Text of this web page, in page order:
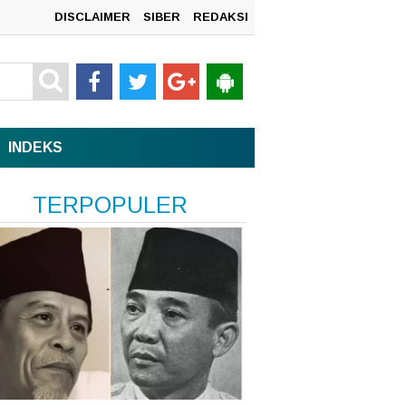
REDAKSI
SIBER
DISCLAIMER
INDEKS
TERPOPULER